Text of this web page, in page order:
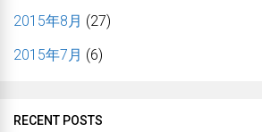
2015年8月 (27)
2015年7月 (6)
RECENT POSTS